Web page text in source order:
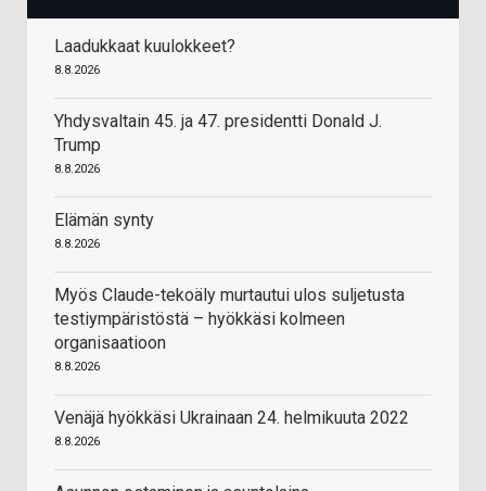
Laadukkaat kuulokkeet?
8.8.2026
Yhdysvaltain 45. ja 47. presidentti Donald J.
Trump
8.8.2026
Elämän synty
8.8.2026
Myös Claude-tekoäly murtautui ulos suljetusta
testiympäristöstä – hyökkäsi kolmeen
organisaatioon
8.8.2026
Venäjä hyökkäsi Ukrainaan 24. helmikuuta 2022
8.8.2026